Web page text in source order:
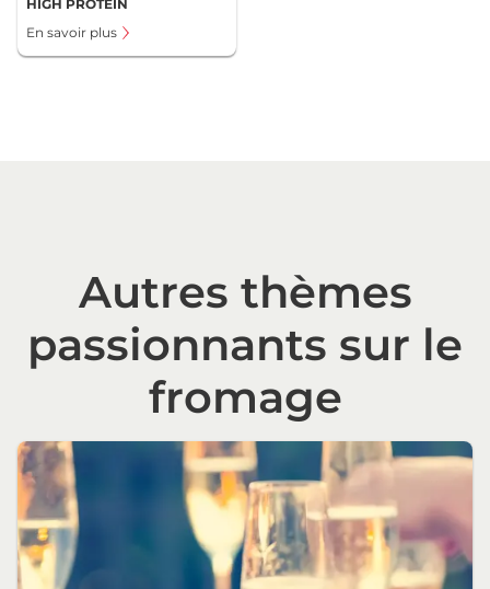
HIGH PROTEIN
En savoir plus
Autres thèmes
passionnants sur le
fromage